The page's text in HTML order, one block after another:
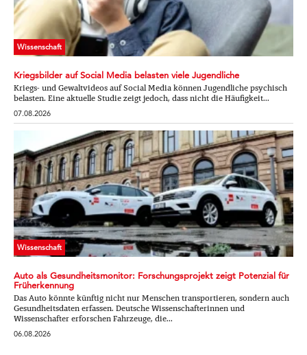
Wissenschaft
Kriegsbilder auf Social Media belasten viele Jugendliche
Kriegs- und Gewaltvideos auf Social Media können Jugendliche psychisch
belasten. Eine aktuelle Studie zeigt jedoch, dass nicht die Häufigkeit...
07.08.2026
Wissenschaft
Auto als Gesundheitsmonitor: Forschungsprojekt zeigt Potenzial für
Früherkennung
Das Auto könnte künftig nicht nur Menschen transportieren, sondern auch
Gesundheitsdaten erfassen. Deutsche Wissenschafterinnen und
Wissenschafter erforschen Fahrzeuge, die...
06.08.2026